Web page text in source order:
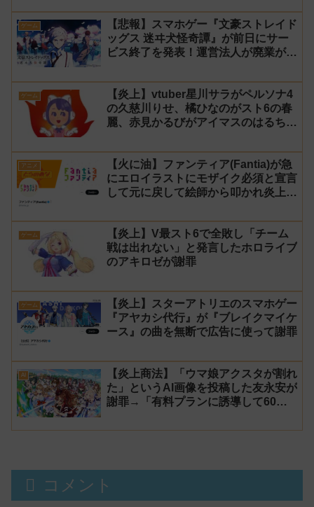
ゲーム
【悲報】スマホゲー『文豪ストレイド
ッグス 迷ヰ犬怪奇譚』が前日にサー
ビス終了を発表！運営法人が廃業が原
ゲーム
【炎上】vtuber星川サラがペルソナ4
の久慈川りせ、橘ひなのがスト6の春
麗、赤見かるびがアイマスのはるちは
アニメ
【火に油】ファンティア(Fantia)が急
にエロイラストにモザイク必須と宣言
して元に戻して絵師から叩かれ炎上し
ゲーム
【炎上】V最スト6で全敗し「チーム
戦は出れない」と発言したホロライブ
のアキロゼが謝罪
ゲーム
【炎上】スターアトリエのスマホゲー
『アヤカシ代行』が『ブレイクマイケ
ース』の曲を無断で広告に使って謝罪
AI
【炎上商法】「ウマ娘アクスタが割れ
た」というAI画像を投稿した友永安が
謝罪→「有料プランに誘導して60万
娘エロイラストをリポスト！
コメント